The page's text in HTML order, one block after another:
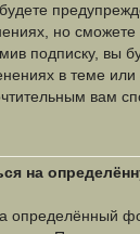
но сможете
подписку, вы
в теме
вам
на
определённый